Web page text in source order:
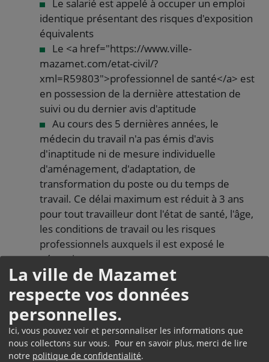
La ville de Mazamet
respecte vos données
personnelles.
Ici, vous pouvez voir et personnaliser les informations que
nous collectons sur vous. Pour en savoir plus, merci de lire
notre politique de confidentialité.
Le salarié est appelé à occuper un emploi
identique présentant des risques d'exposition
équivalents
Le <a href="https://www.ville-
mazamet.com/etat-civil/?
xml=R59803">professionnel de santé</a> est
en possession de la dernière attestation de
suivi ou du dernier avis d'aptitude
Au cours des 5 dernières années, le
médecin du travail n'a pas émis d'avis
d'inaptitude ni de mesure individuelle
d'aménagement, d'adaptation, de
transformation du poste ou du temps de
travail. Ce délai maximum est réduit à 3 ans
pour tout travailleur dont l'état de santé, l'âge,
les conditions de travail ou les risques
professionnels auxquels il est exposé le
nécessitent.
À savoir
indépendamment de la Vip, le salarié bénéficie, à sa
demande ou à celle de l'employeur, d'un examen par
le médecin du travail.